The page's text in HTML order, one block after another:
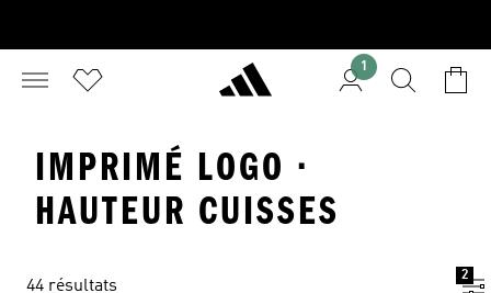
1
IMPRIMÉ LOGO ·
HAUTEUR CUISSES
44 résultats
2